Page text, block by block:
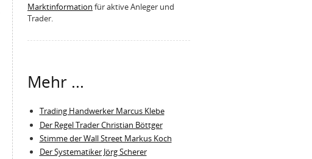
Marktinformation für aktive Anleger und
Trader.
Mehr ...
Trading Handwerker Marcus Klebe
Der Regel Trader Christian Böttger
Stimme der Wall Street Markus Koch
Der Systematiker Jörg Scherer